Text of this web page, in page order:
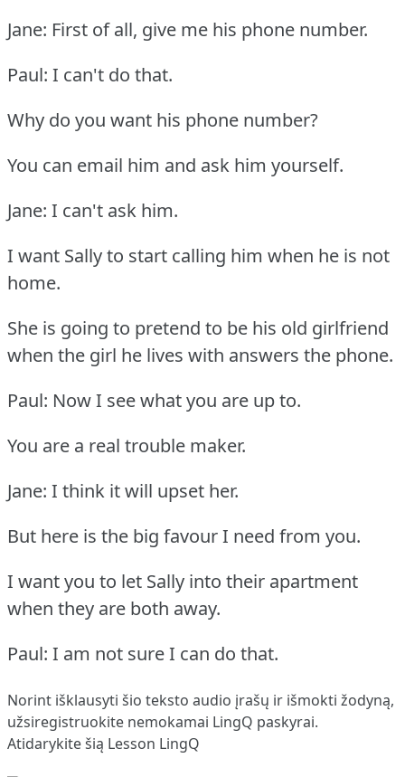
Jane: First of all, give me his phone number.
Paul: I can't do that.
Why do you want his phone number?
You can email him and ask him yourself.
Jane: I can't ask him.
I want Sally to start calling him when he is not
home.
She is going to pretend to be his old girlfriend
when the girl he lives with answers the phone.
Paul: Now I see what you are up to.
You are a real trouble maker.
Jane: I think it will upset her.
But here is the big favour I need from you.
I want you to let Sally into their apartment
when they are both away.
Paul: I am not sure I can do that.
Norint išklausyti šio teksto audio įrašų ir išmokti žodyną,
užsiregistruokite nemokamai LingQ paskyrai.
Atidarykite šią Lesson LingQ